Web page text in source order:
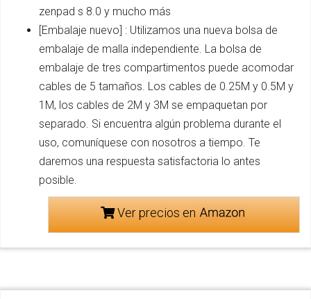
zenpad s 8.0 y mucho más
[Embalaje nuevo] : Utilizamos una nueva bolsa de
embalaje de malla independiente. La bolsa de
embalaje de tres compartimentos puede acomodar
cables de 5 tamaños. Los cables de 0.25M y 0.5M y
1M, los cables de 2M y 3M se empaquetan por
separado. Si encuentra algún problema durante el
uso, comuníquese con nosotros a tiempo. Te
daremos una respuesta satisfactoria lo antes
posible.
Ver precios en